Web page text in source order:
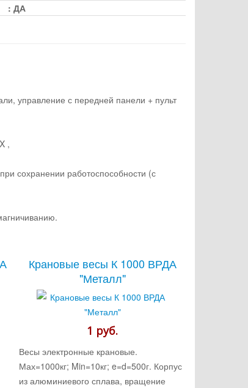
: ДА
управление с передней панели + пульт
,
сохранении работоспособности (с
Крановые весы К 1000 ВРДА
"Металл"
1 руб.
Весы электронные крановые.
Мах=1000кг; Min=10кг; e=d=500г. Корпус
из алюминиевого сплава, вращение